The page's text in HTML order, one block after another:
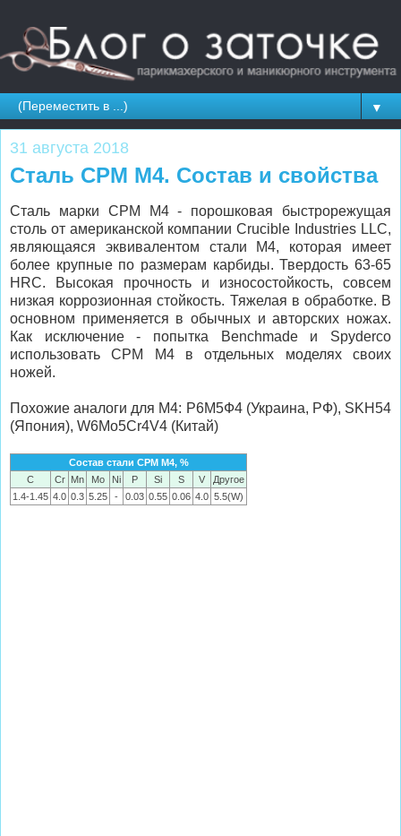
▼
31 августа 2018
Сталь CPM M4. Состав и свойства
Сталь марки CPM M4 - порошковая быстрорежущая
столь от американской компании Crucible Industries LLC,
являющаяся эквивалентом стали M4, которая имеет
более крупные по размерам карбиды. Твердость 63-65
HRC. Высокая прочность и износостойкость, совсем
низкая коррозионная стойкость. Тяжелая в обработке. В
основном применяется в обычных и авторских ножах.
Как исключение - попытка Benchmade и Spyderco
использовать CPM M4 в отдельных моделях своих
ножей.
Похожие аналоги для M4: Р6М5Ф4 (Украина, РФ), SKH54
(Япония), W6Mo5Cr4V4 (Китай)
Состав стали CPM M4, %
C
Cr Mn Mo Ni P Si S V
Другое
1.4-1.45 4.0 0.3 5.25 - 0.03 0.55 0.06 4.0 5.5(W)